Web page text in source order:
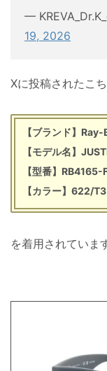
—
19, 2026
Xに投稿されたこ
【ブランド】Ray-
【モデル名】
【型番】RB4165-
【カラー】622/T3
を着用されていま